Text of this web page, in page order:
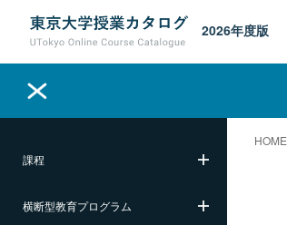
2026年度版
課程
横断型教育プログラム
HOME